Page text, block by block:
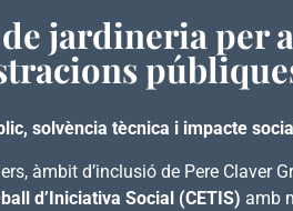
jardineria per a
solvència tècnica i impacte
àmbit d’inclusió de Pere Claver
d’Iniciativa Social (CETIS) amb